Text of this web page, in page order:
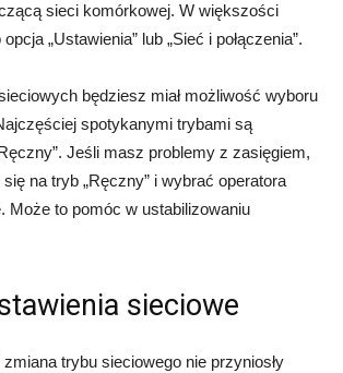
sieci komórkowej. W większości
„Ustawienia” lub „Sieć i połączenia”.
będziesz miał możliwość wyboru
spotykanymi trybami są
Jeśli masz problemy z zasięgiem,
na tryb „Ręczny” i wybrać operatora
Może to pomóc w ustabilizowaniu
sieciowe
trybu sieciowego nie przyniosły